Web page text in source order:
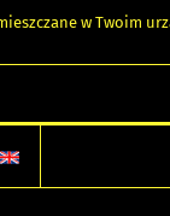
w Twoim